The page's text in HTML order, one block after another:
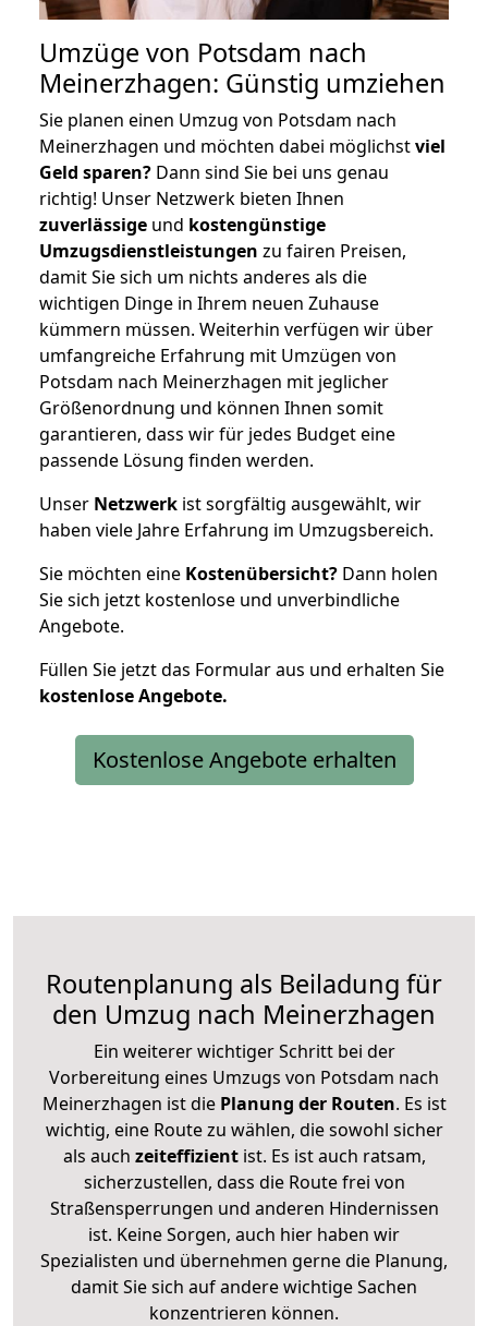
Umzüge von Potsdam nach
Meinerzhagen: Günstig umziehen
Sie planen einen Umzug von Potsdam nach
Meinerzhagen und möchten dabei möglichstviel
Geld sparen? Dann sind Sie bei uns genau
richtig! Unser Netzwerk bieten Ihnen
zuverlässige und kostengünstige
Umzugsdienstleistungen zu fairen Preisen,
damit Sie sich um nichts anderes als die
wichtigen Dinge in Ihrem neuen Zuhause
kümmern müssen. Weiterhin verfügen wir über
umfangreiche Erfahrung mit Umzügen von
Potsdam nach Meinerzhagen mit jeglicher
Größenordnung und können Ihnen somit
garantieren, dass wir für jedes Budget eine
passende Lösung finden werden.
Unser Netzwerk ist sorgfältig ausgewählt, wir
haben viele Jahre Erfahrung im Umzugsbereich.
Sie möchten eine Kostenübersicht? Dann holen
Sie sich jetzt kostenlose und unverbindliche
Angebote.
Füllen Sie jetzt das Formular aus und erhalten Sie
kostenloseAngebote.
Kostenlose Angebote erhalten
Routenplanung als Beiladung für
den Umzug nach Meinerzhagen
Ein weiterer wichtiger Schritt bei der
Vorbereitung eines Umzugs von Potsdam nach
Meinerzhagen ist diePlanung der Routen. Es ist
wichtig, eine Route zu wählen, die sowohl sicher
als auch zeiteffizientist. Es ist auch ratsam,
sicherzustellen, dass die Route frei von
Straßensperrungen und anderen Hindernissen
ist. Keine Sorgen, auch hier haben wir
Spezialisten und übernehmen gerne die Planung,
damit Sie sich auf andere wichtige Sachen
konzentrieren können.